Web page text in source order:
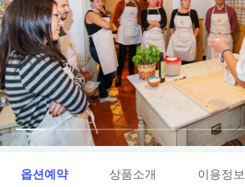
옵션예약 상품소개 이용정보